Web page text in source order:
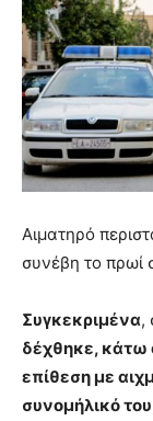
Αιματηρό
συνέβη το πρωί
Συγκεκριμένα,
δέχθηκε, κάτω
επίθεση με
συνομήλικό